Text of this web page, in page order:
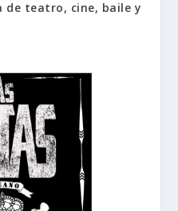
de teatro, cine, baile y